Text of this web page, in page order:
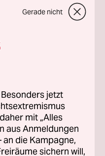
Gerade nicht
jetzt
mit „Alles
aus Anmeldungen
an die Kampagne,
sichern will,